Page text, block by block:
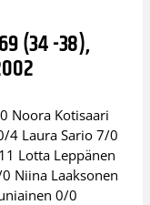
(34 -38),
Noora Kotisaari
4 Laura Sario 7/0
Lotta Leppänen
Niina Laaksonen
0/0